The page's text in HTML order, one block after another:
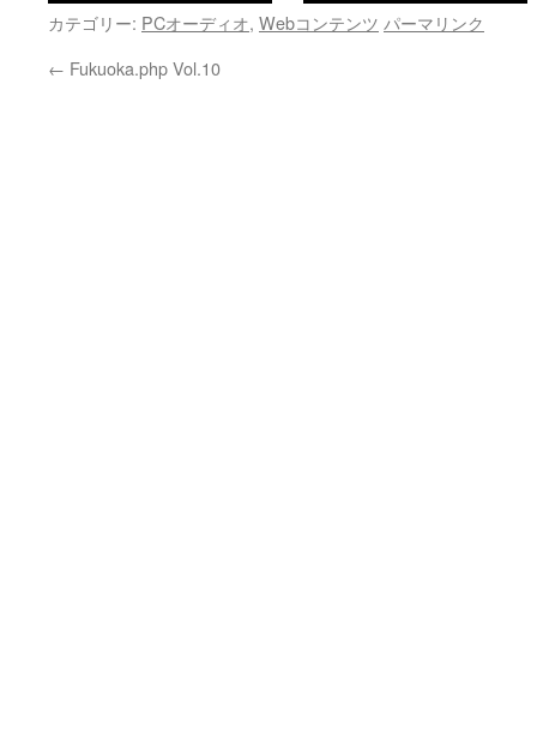
カテゴリー: PCオーディオ, Webコンテンツ パーマリンク
← Fukuoka.php Vol.10